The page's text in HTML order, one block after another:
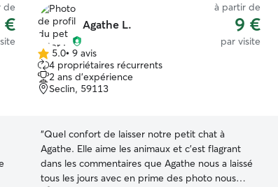
de
€ Agathe L.
à partir de
9 €
par visite
5.0 étoile(s)
sur
5
5.0• 9 avis
4 propriétaires récurrents
2 ans d'expérience
Seclin, 59113
“Quel confort de laisser notre petit chat à
Agathe. Elle aime les animaux et c’est flagrant
dans les commentaires que Agathe nous a laissé
tous les jours avec en prime des photo nous